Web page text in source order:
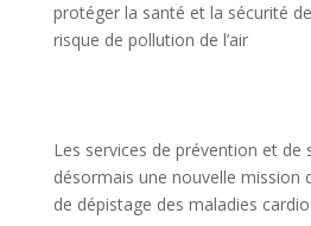
protéger la santé et la sécurité
risque de pollution de l’air
Les services de prévention et de
désormais une nouvelle mission
de dépistage des maladies